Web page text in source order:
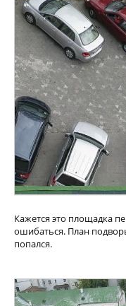
Кажется это площадка
ошибаться. План
попался.